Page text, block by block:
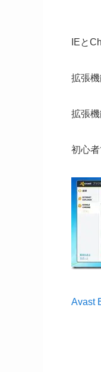
IEと
拡張
拡張
初心
Avast